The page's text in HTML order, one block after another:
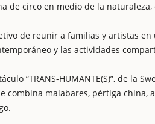
de circo en medio de la
de reunir a familias y artistas
y las actividades
“TRANS-HUMANTE(S)”, de la
combina malabares, pértiga china,